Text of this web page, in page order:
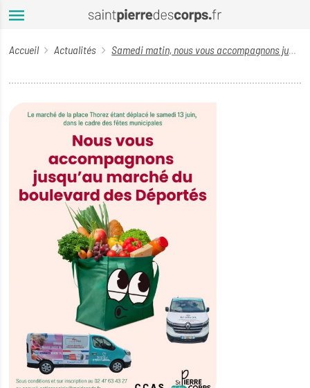
Aller au contenu principal
Accueil Actualités Samedi matin, nous vous accompagnons jusqu’au marché du boulevard des Déportés